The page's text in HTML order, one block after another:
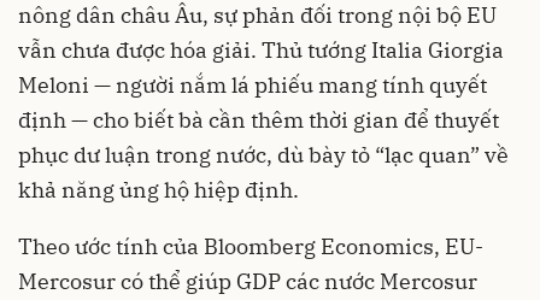
nông dân châu Âu, sự phản đối trong nội bộ EU
vẫn chưa được hóa giải. Thủ tướng Italia Giorgia
Meloni — người nắm lá phiếu mang tính quyết
định — cho biết bà cần thêm thời gian để thuyết
phục dư luận trong nước, dù bày tỏ “lạc quan” về
khả năng ủng hộ hiệp định.
Theo ước tính của Bloomberg Economics, EU-
Mercosur có thể giúp GDP các nước Mercosur